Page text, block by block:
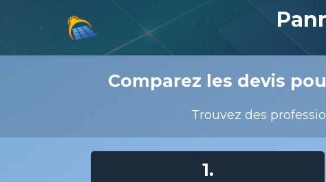
Comparez les devis
Trouvez des
1.